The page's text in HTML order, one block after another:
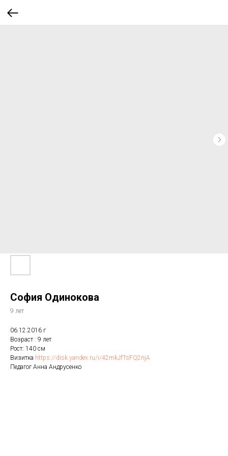
София Одинокова
9 лет
06.12.2016 г
Возраст : 9 лет
Рост: 140 см
Визитка https://disk.yandex.ru/i/42mkJfTsFQ2njA
Педагог Анна Андрусенко